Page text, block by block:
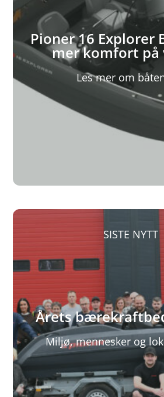
Pioner 16 Explorer
mer komfort på
Les mer om
SISTE NYTT
Årets
Miljø, mennesker og